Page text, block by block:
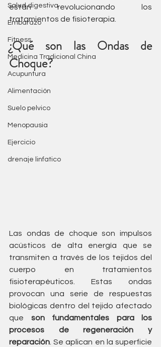
Salud digestiva
Embarazo
Fitness
Medicina Tradicional China
Acupuntura
Alimentación
Suelo pelvico
Menopausia
Ejercicio
drenaje linfatico
están revolucionando los
tratamientos de fisioterapia.
¿Qué son las Ondas de
Choque?
Las ondas de choque son impulsos
acústicos de alta energía que se
transmiten a través de los tejidos del
cuerpo en tratamientos
fisioterapéuticos. Estas ondas
provocan una serie de respuestas
biológicas dentro del tejido afectado
que son fundamentales para los
procesos de regeneración y
reparación. Se aplican en la superficie